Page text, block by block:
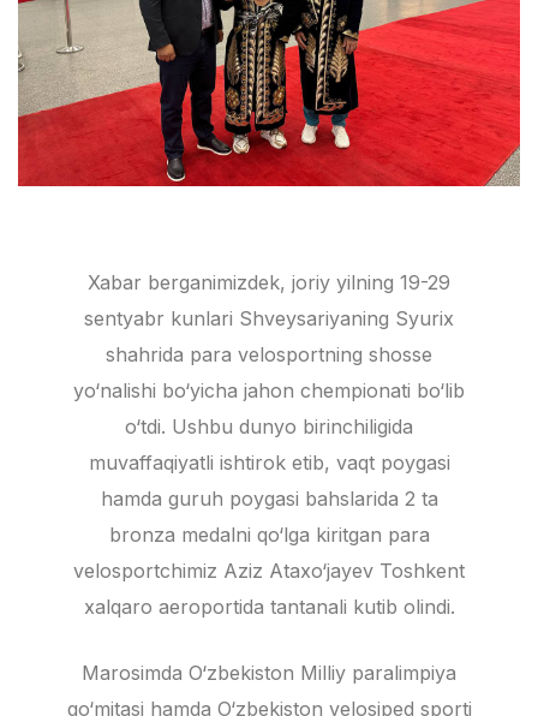
Xabar berganimizdek, joriy yilning 19-29
sentyabr kunlari Shveysariyaning Syurix
shahrida para velosportning shosse
yo‘nalishi bo‘yicha jahon chempionati bo‘lib
o‘tdi. Ushbu dunyo birinchiligida
muvaffaqiyatli ishtirok etib, vaqt poygasi
hamda guruh poygasi bahslarida 2 ta
bronza medalni qo‘lga kiritgan para
velosportchimiz Aziz Ataxo‘jayev Toshkent
xalqaro aeroportida tantanali kutib olindi.
Marosimda O‘zbekiston Milliy paralimpiya
qo‘mitasi hamda O‘zbekiston velosiped sporti